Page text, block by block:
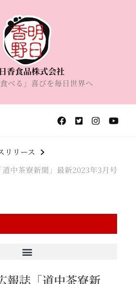
香食品株式会社
食べる」喜びを毎日世界へ
リリース
中茶寮新聞」最新2023年3月号
報誌「道中茶寮新